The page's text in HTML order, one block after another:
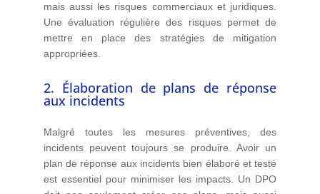
mais aussi les risques commerciaux et juridiques.
Une évaluation régulière des risques permet de
mettre en place des stratégies de mitigation
appropriées.
2. Élaboration de plans de réponse
aux incidents
Malgré toutes les mesures préventives, des
incidents peuvent toujours se produire. Avoir un
plan de réponse aux incidents bien élaboré et testé
est essentiel pour minimiser les impacts. Un DPO